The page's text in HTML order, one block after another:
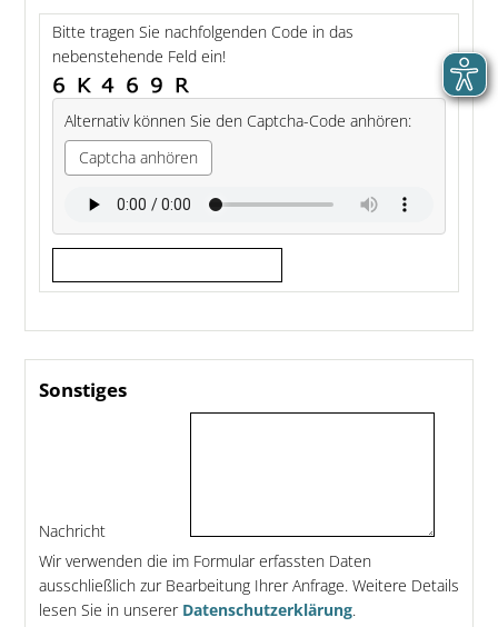
Bitte tragen Sie nachfolgenden Code in das
nebenstehende Feld ein!
Alternativ können Sie den Captcha-Code anhören:
Captcha anhören
Sonstiges
Nachricht
Wir verwenden die im Formular erfassten Daten
ausschließlich zur Bearbeitung Ihrer Anfrage. Weitere Details
lesen Sie in unserer Datenschutzerklärung.